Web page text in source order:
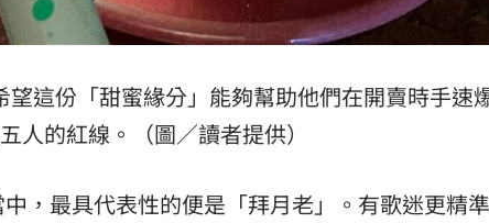
這份「甜蜜緣分」能夠幫助他們在開賣時手速
人的紅線。（圖／讀者提供）
，最具代表性的便是「拜月老」。有歌迷更精